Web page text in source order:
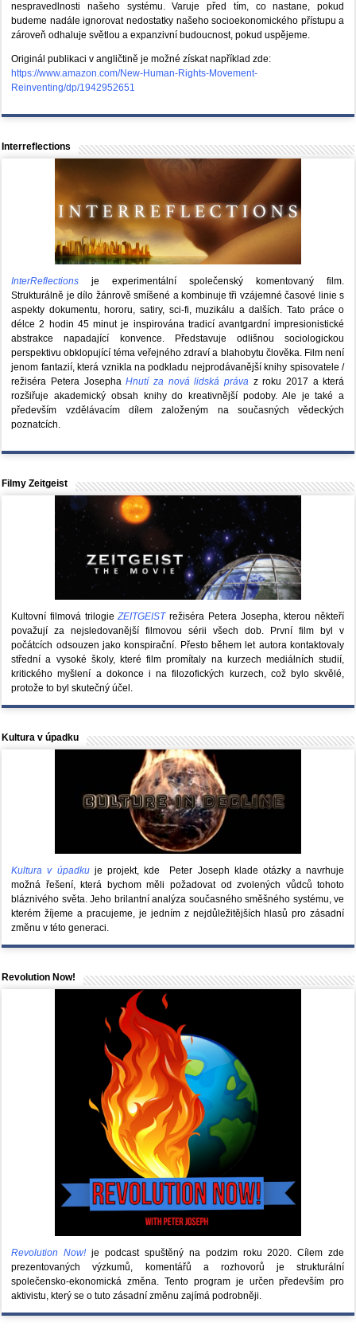
nespravedlnosti našeho systému. Varuje před tím, co nastane, pokud
budeme nadále ignorovat nedostatky našeho socioekonomického přístupu a
zároveň odhaluje světlou a expanzivní budoucnost, pokud uspějeme.
Originál publikaci v angličtině je možné získat například zde:
https://www.amazon.com/New-Human-Rights-Movement-
Reinventing/dp/1942952651
Interreflections
InterReflections je experimentální společenský komentovaný film.
Strukturálně je dílo žánrově smíšené a kombinuje tři vzájemné časové linie s
aspekty dokumentu, hororu, satiry, sci-fi, muzikálu a dalších. Tato práce o
délce 2 hodin 45 minut je inspirována tradicí avantgardní impresionistické
abstrakce napadající konvence. Představuje odlišnou sociologickou
perspektivu obklopující téma veřejného zdraví a blahobytu člověka. Film není
jenom fantazií, která vznikla na podkladu nejprodávanější knihy spisovatele /
režiséra Petera JosephaHnutí za nová lidská právaz roku 2017 a která
rozšiřuje akademický obsah knihy do kreativnější podoby. Ale je také a
především vzdělávacím dílem založeným na současných vědeckých
poznatcích.
Filmy Zeitgeist
Kultovní filmová trilogieZEITGEISTrežiséra Petera Josepha, kterou někteří
považují za nejsledovanější filmovou sérii všech dob. První film byl v
počátcích odsouzen jako konspirační. Přesto během let autora kontaktovaly
střední a vysoké školy, které film promítaly na kurzech mediálních studií,
kritického myšlení a dokonce i na filozofických kurzech, což bylo skvělé,
protože to byl skutečný účel.
Kultura v úpadku
Kultura v úpadkuje projekt, kde Peter Joseph klade otázky a navrhuje
možná řešení, která bychom měli požadovat od zvolených vůdců tohoto
bláznivého světa. Jeho brilantní analýza současného směšného systému, ve
kterém žíjeme a pracujeme, je jedním z nejdůležitějších hlasů pro zásadní
změnu v této generaci.
Revolution Now!
Revolution Now! je podcast spuštěný na podzim roku 2020.Cílem zde
prezentovaných výzkumů, komentářů a rozhovorů je strukturální
společensko-ekonomická změna. Tento program je určen především pro
aktivistu, který se o tuto zásadní změnu zajímá podrobněji.